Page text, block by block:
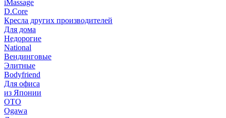
iMassage
D.Core
Кресла других производителей
Для дома
Недорогие
National
Вендинговые
Элитные
Bodyfriend
Для офиса
из Японии
OTO
Ogawa